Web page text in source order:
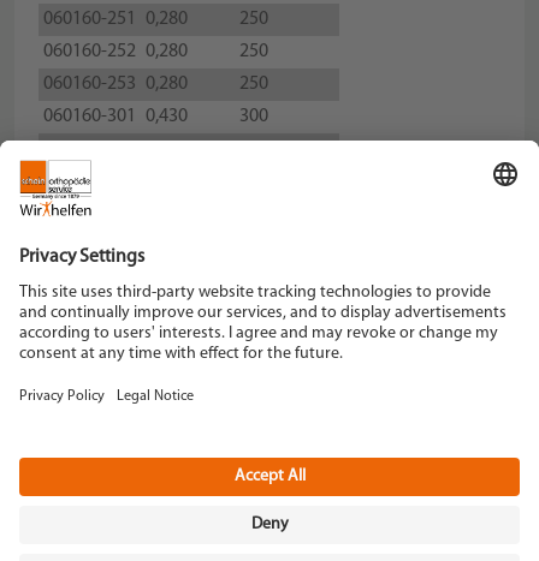
060160-251
0,280
250
060160-252 0,280
250
060160-253
0,280
250
060160-301
0,430
300
060160-303
Hildegardstraße 5
42897 Remscheid
Tel. +49 2191 910-0
Fax +49 2191 910-100
Instagram